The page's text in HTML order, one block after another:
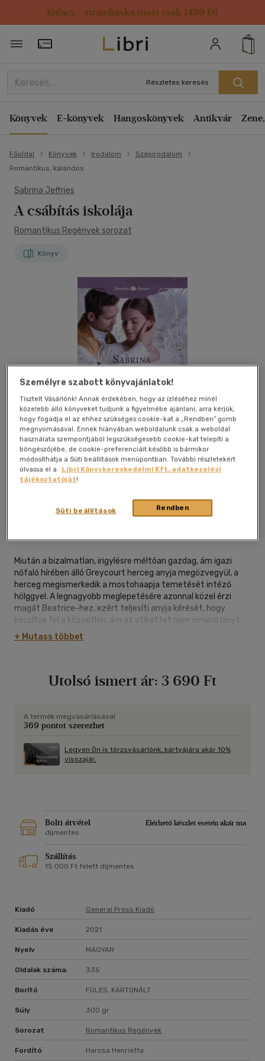
Kulacs / strandtáska most csak 1499 Ft!
Törzsvásárlói Kártya adatai
Részletes keresés
Könyvek E-könyvek Hangoskönyvek Antikvár
Főoldal Könyvek Irodalom
Szépirodalom
Romantikus, kalandos
Sabrina Jeffries
A csábítás iskolája
Romantikus Regények sorozat
Könyv
Kívánságlistához adom
Miután a bizalmatlan, irigylésre méltóan gazdag, ám igazi
nőfaló hírében álló Greycourt herceg anyja megözvegyül, a
herceg megismerkedik a mostohaapja temetését intéző
hölggyel. A legnagyobb meglepetésére azonnal közel érzi
magát Beatrice-hez, ezért teljesíti anyja kérését, hogy
készítse fel a közvetlen, ám az etikettet nem ismerő lányt
az első báljára. Ahogy Beatrice egyre jobban megismeri a
herceget, egyre nehezebbé válik számára tartani az illő
halad a kapcsolatuk...
+ Mutass többet
Utolsó ismert ár: 3 690 Ft
A termék megvásárlásával
369 pontot szerezhet
Legyen Ön is törzsvásárlónk, kártyájára akár 10%
visszajár.
Bolti átvétel
Elérhető készlet esetén akár ma
díjmentes
Szállítás
15 000 Ft felett díjmentes
Kiadó General Press Kiadó
Kiadás éve 2021
Nyelv MAGYAR
Oldalak száma: 335
Borító FÜLES, KARTONÁLT
Súly 300 gr
Sorozat Romantikus Regények
Fordító Harcsa Henrietta
Személyre szabott könyvajánlatok!
Tisztelt Vásárlónk! Annak érdekében, hogy az ízléséhez minél
közelebb álló könyveket tudjunk a figyelmébe ajánlani, arra kérjük,
hogy fogadja el az ehhez szükséges cookie-kat a „Rendben” gomb
megnyomásával. Ennek hiányában weboldalunk csak a weboldal
használata szempontjából legszükségesebb cookie-kat telepíti a
böngészőjébe, de cookie-preferenciáit később is bármikor
módosíthatja a Süti beállítások menüpontban. További részletekért
olvassa el a
Libri Könyvkereskedelmi Kft. adatkezelési
tájékoztatóját!
Rendben
Süti beállítások